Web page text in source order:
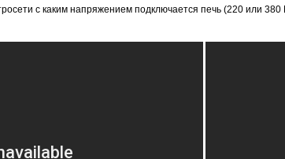
с каким напряжением подключается печь (220 или 380